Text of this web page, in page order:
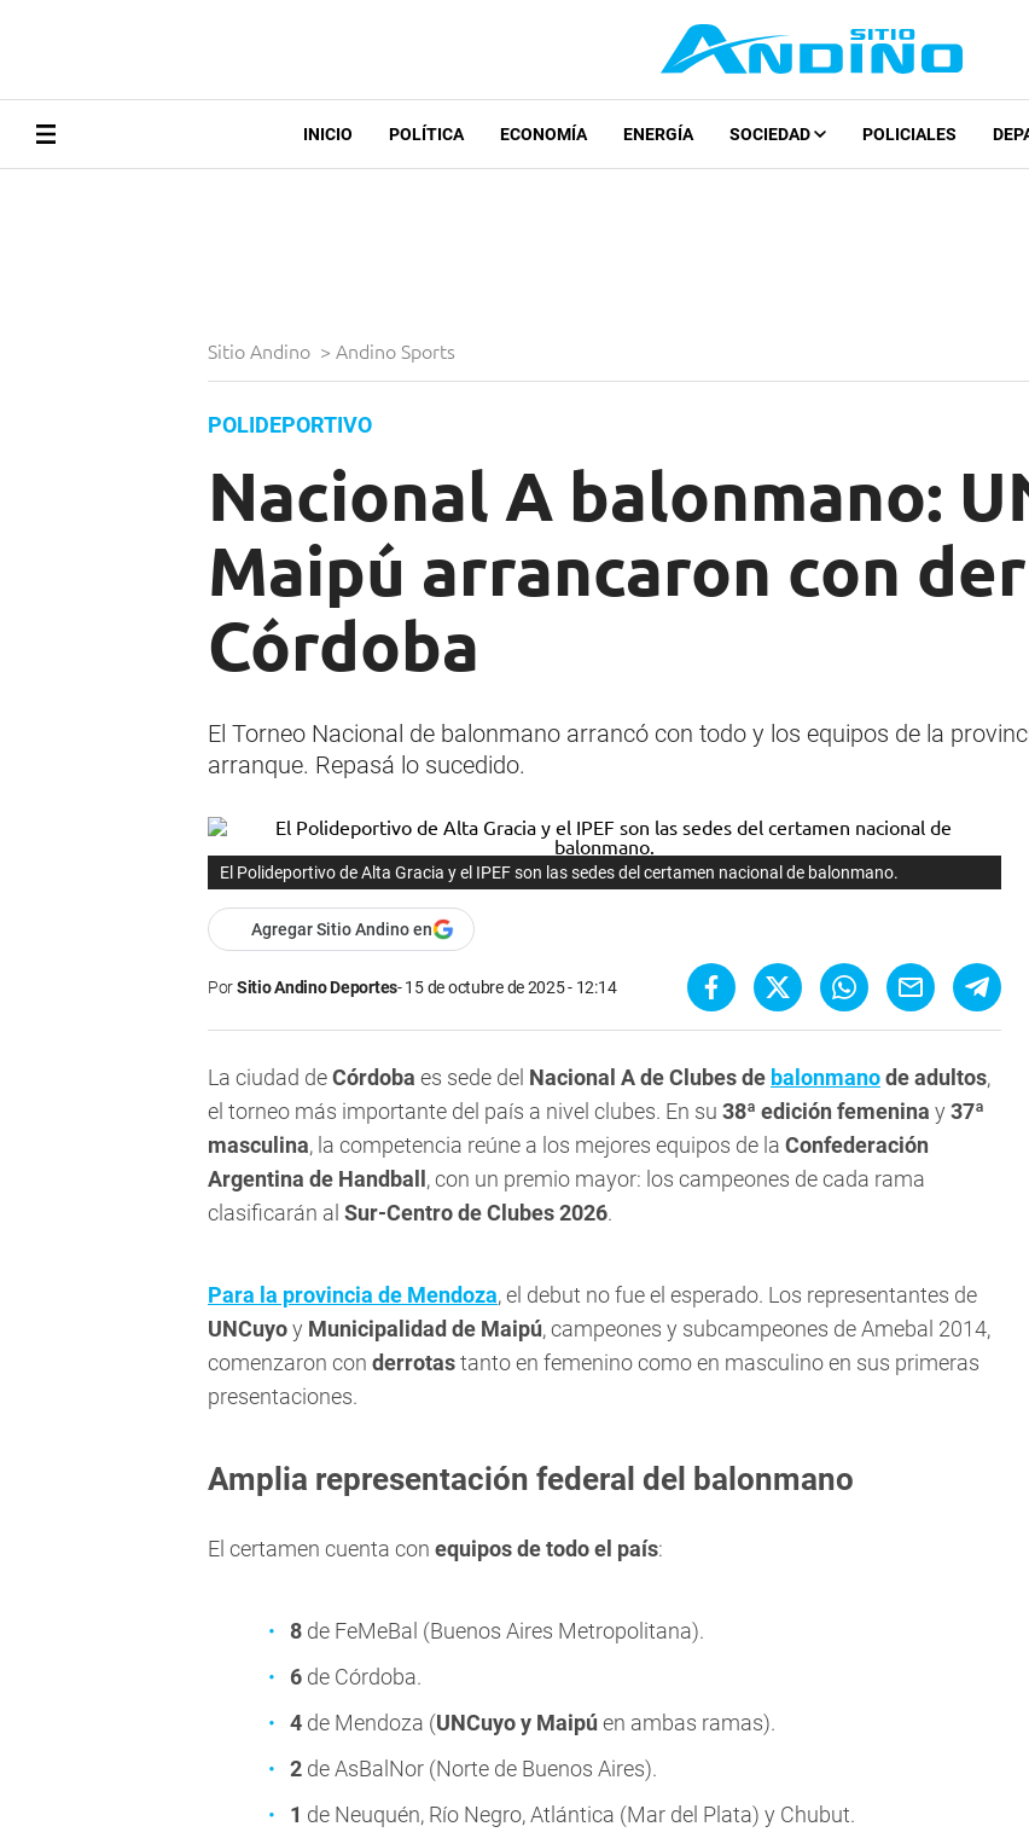
INICIO POLÍTICA ECONOMÍA ENERGÍA SOCIEDAD POLICIALES
Sitio Andino > Andino Sports
POLIDEPORTIVO
Nacional A balonmano:
Maipú arrancaron con
Córdoba
El Torneo Nacional de balonmano arrancó con todo y los equipos de la
arranque. Repasá lo sucedido.
El Polideportivo de Alta Gracia y el IPEF son las sedes del certamen nacional de balonmano.
Agregar Sitio Andino en
PorSitio Andino Deportes 15 de octubre de 2025 - 12:14
La ciudad deCórdoba es sede del Nacional A de Clubes de balonmanode adultos,
el torneo más importante del país a nivel clubes. En su 38ª edición femenina y 37ª
masculina, la competencia reúne a los mejores equipos de la Confederación
Argentina de Handball , con un premio mayor: los campeones de cada rama
clasificarán al Sur-Centro de Clubes 2026.
Para la provincia de Mendoza, el debut no fue el esperado. Los representantes de
UNCuyoy Municipalidad de Maipú, campeones y subcampeones de Amebal 2014,
comenzaron con derrotastanto en femenino como en masculino en sus primeras
presentaciones.
Amplia representación federal del balonmano
El certamen cuenta con equipos de todo el país:
8 de FeMeBal (Buenos Aires Metropolitana).
6 de Córdoba.
4 de Mendoza (UNCuyo y Maipú en ambas ramas).
2 de AsBalNor (Norte de Buenos Aires).
1 de Neuquén, Río Negro, Atlántica (Mar del Plata) y Chubut.